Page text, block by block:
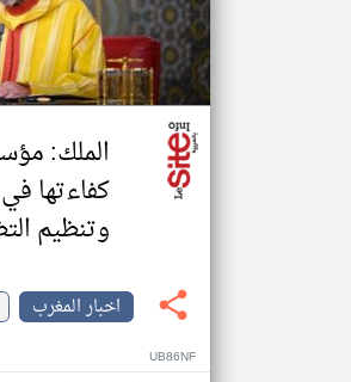
الملك:
كفاءتها
وتنظيم
اخبار المغرب
UB86NF